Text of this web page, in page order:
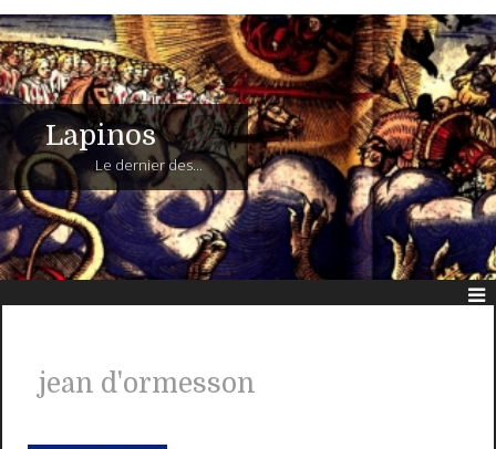
Lapinos
Le dernier des...
jean d'ormesson